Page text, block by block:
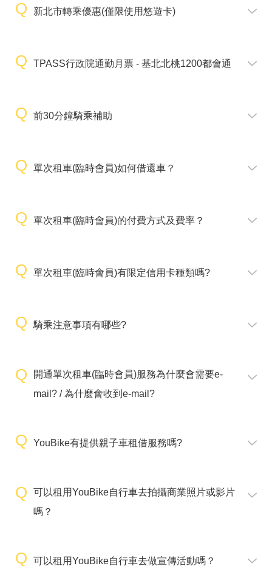
新北市轉乘優惠(僅限使用悠遊卡)
TPASS行政院通勤月票 - 基北北桃1200都會通
前30分鐘騎乘補助
單次租車(臨時會員)如何借還車？
單次租車(臨時會員)的付費方式及費率？
單次租車(臨時會員)有限定信用卡種類嗎?
騎乘注意事項有哪些?
開通單次租車(臨時會員)服務為什麼會需要e-
mail? / 為什麼會收到e-mail?
YouBike有提供親子車租借服務嗎?
可以租用YouBike自行車去拍攝商業照片或影片
嗎？
可以租用YouBike自行車去做宣傳活動嗎？